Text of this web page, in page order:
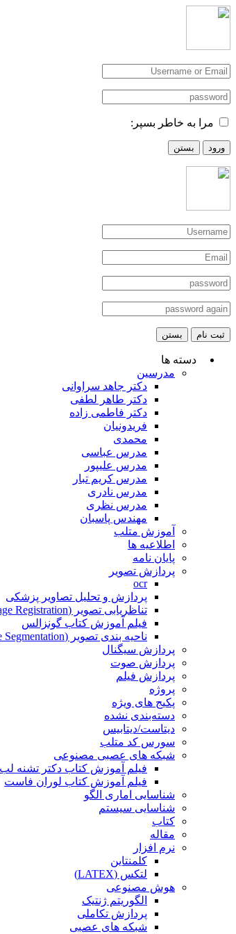
مرا به خاطر بسپر:
ورود بستن
ثبت نام بستن
دسته ها
مدرسین
دکتر جاهد سراوانی
دکتر طاهر لطفی
دکتر فاطمی زاده
فریدونیان
محمدی
مدرس عباسی
مدرس علیپور
مدرس کریم تبار
مدرس نادری
مدرس نظری
مهندس پاسبان
آموزش متلب
اطلاعیه ها
پایان نامه
پردازش تصویر
ocr
پردازش و تحلیل تصاویر پزشکی
تناظریابی تصویر (Image Registration)
فیلم آموزش کتاب گونزالس
ناحیه بندی تصویر (Image Segmentation)
پردازش سیگنال
پردازش صوت
پردازش فیلم
پروژه
پکیج های ویژه
دسته‌بندی نشده
دیتاست/دیتابیس
سورس کد متلب
شبکه های عصبی مصنوعی
فیلم آموزش کتاب دکتر تشنه لب
فیلم آموزش کتاب لوران فاست
شناسایی اماری الگو
شناسایی سیستم
کتاب
مقاله
نرم افزار
کلمنتاین
لتکس (LATEX)
هوش مصنوعی
الگوریتم ژنتیک
پردازش تکاملی
شبکه های عصبی